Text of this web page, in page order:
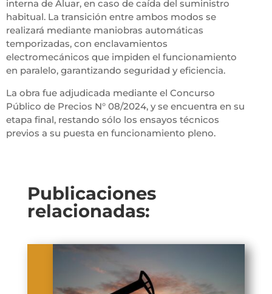
interna de Aluar, en caso de caída del suministro
habitual. La transición entre ambos modos se
realizará mediante maniobras automáticas
temporizadas, con enclavamientos
electromecánicos que impiden el funcionamiento
en paralelo, garantizando seguridad y eficiencia.
La obra fue adjudicada mediante el Concurso
Público de Precios N° 08/2024, y se encuentra en su
etapa final, restando sólo los ensayos técnicos
previos a su puesta en funcionamiento pleno.
Publicaciones
relacionadas: